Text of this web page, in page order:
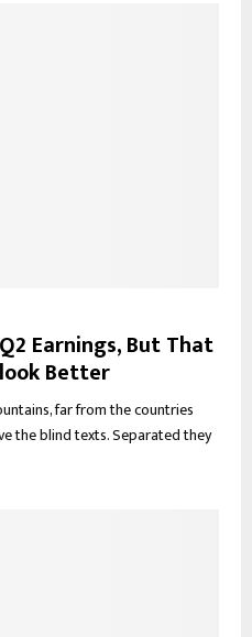
Earnings, But That
Better
far from the countries
the blind texts. Separated they